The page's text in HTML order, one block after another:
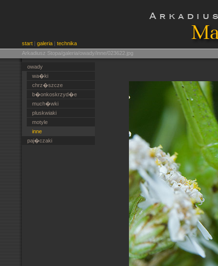
start | galeria | technika
Arkadiusz Stopa/galeria/owady/inne/023622.jpg
owady
wa�ki
chrz�szcze
b�onkoskrzyd�e
much�wki
pluskwiaki
motyle
inne
paj�czaki